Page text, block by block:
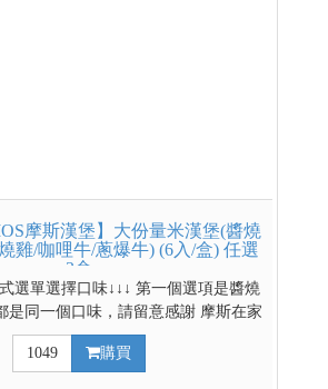
摩斯漢堡】大份量米漢堡(醬燒
雞/咖哩牛/蔥爆牛) (6入/盒) 任選
3盒
選單選擇口味↓↓↓ 第一個選項是醬燒
是同一個口味，請留意感謝 摩斯在家
，2分鐘滿足味與胃 嚴選台南11號米
層把關，美味又安心 *低溫配送商品
1049 購買